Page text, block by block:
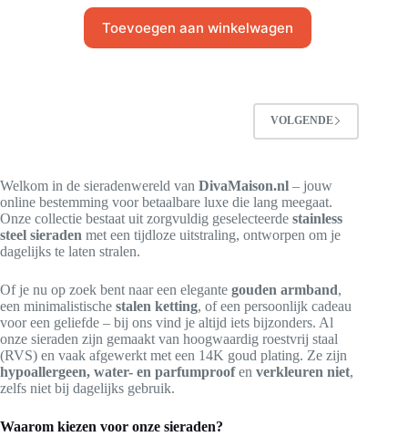
Toevoegen aan winkelwagen
VOLGENDE
Welkom in de sieradenwereld van DivaMaison.nl – jouw
online bestemming voor betaalbare luxe die lang meegaat.
Onze collectie bestaat uit zorgvuldig geselecteerde stainless
steel sieraden met een tijdloze uitstraling, ontworpen om je
dagelijks te laten stralen.
Of je nu op zoek bent naar een elegante gouden armband,
een minimalistische stalen ketting, of een persoonlijk cadeau
voor een geliefde – bij ons vind je altijd iets bijzonders. Al
onze sieraden zijn gemaakt van hoogwaardig roestvrij staal
(RVS) en vaak afgewerkt met een 14K goud plating. Ze zijn
hypoallergeen, water- en parfumproofen verkleuren niet,
zelfs niet bij dagelijks gebruik.
Waarom kiezen voor onze sieraden?